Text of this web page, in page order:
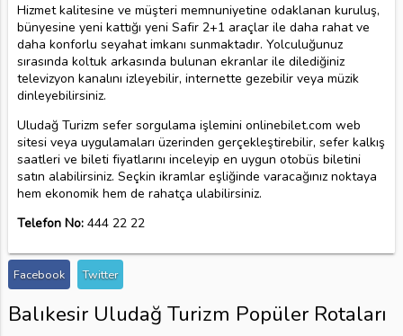
Hizmet kalitesine ve müşteri memnuniyetine odaklanan kuruluş,
bünyesine yeni kattığı yeni Safir 2+1 araçlar ile daha rahat ve
daha konforlu seyahat imkanı sunmaktadır. Yolculuğunuz
sırasında koltuk arkasında bulunan ekranlar ile dilediğiniz
televizyon kanalını izleyebilir, internette gezebilir veya müzik
dinleyebilirsiniz.
Uludağ Turizm sefer sorgulama işlemini onlinebilet.com web
sitesi veya uygulamaları üzerinden gerçekleştirebilir, sefer kalkış
saatleri ve bileti fiyatlarını inceleyip en uygun otobüs biletini
satın alabilirsiniz. Seçkin ikramlar eşliğinde varacağınız noktaya
hem ekonomik hem de rahatça ulabilirsiniz.
Telefon No:444 22 22
Facebook Twitter
Balıkesir Uludağ Turizm Popüler Rotaları